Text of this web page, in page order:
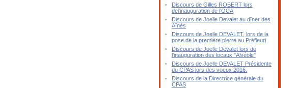
Discours de Gilles ROBERT lors
del'inauguration de l'OCA
Discours de Joelle Devalet au dîner des
Aînés
Discours de Joelle DEVALET, lors de la
pose de la première pierre au Préfleuri
Discours de Joelle Devalet lors de
l'inauguration des locaux "Alvéole"
Discours de Joelle DEVALET Présidente
du CPAS lors des voeux 2016.
Discours de la Directrice générale du
CPAS